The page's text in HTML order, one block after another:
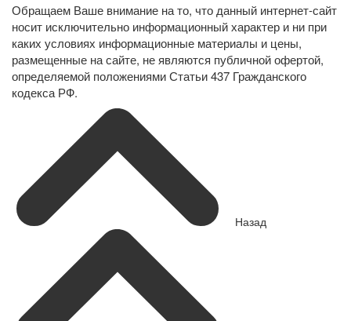
Обращаем Ваше внимание на то, что данный интернет-сайт
носит исключительно информационный характер и ни при
каких условиях информационные материалы и цены,
размещенные на сайте, не являются публичной офертой,
определяемой положениями Статьи 437 Гражданского
кодекса РФ.
Назад